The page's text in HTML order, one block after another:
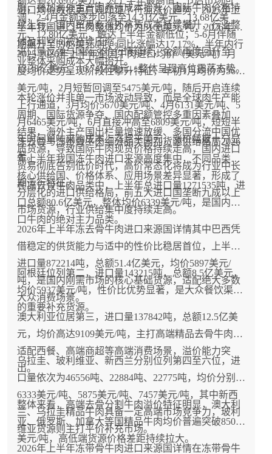
剧，叠加海外主产国养殖成本抬升，国际牛肉价格持
续上行，国内贸易商海外拿货成本持续攀升，行业整
体盈利空间被持续压缩。
调，2-4月金额逐步回落至14.31亿美元、13.68亿美
元、12.80亿美元，触达上半年金额低位；5-6月伴随
进口量反弹与国际涨价行情延续，金额再度回升至
13.38亿美元、16.74亿美元，整体呈现高位震荡态势。
进口均价数据更直观印证了行业涨价趋势，2025年上
半年我国进口牛肉整体均价为5108美元/吨，2026年同
期飙升至5985美元/吨，同比涨幅达17.17%，半年内行
业整体采购成本大幅抬升。
2025-2026年上半年全国牛肉进口均价（美元/吨）月
度均价走势呈现阶段性攀升特征，年初1月均价为5647
美元/吨，2月短暂回调至5475美元/吨，随后开启连续
上行通道，3月均价5670美元/吨、4月6131美元/吨、5
月6465美元/吨，6月直接冲高至6809美元/吨，短短半
年时间单吨采购成本上涨超千美元，涨价幅度十分显
著。
本轮涨价并非单一市场波动导致，而是全球肉牛产能
周期、国际货源争夺、国内配额管控多重因素叠加的
结果，海外主产国出栏量增速放缓、多国分流中国优
质货源，导致国际牛肉现货价格持续走高，国内进口
贸易彻底告别低价时代，高价常态化将成为行业中长
期运行特征。
冻去骨与冻带骨牛肉细分品类国别货源供给格局2026
年上半年我国冻牛肉进口来源高度集中，不同品类的
核心供给国、价格体系、应用场景差异显著，形成了
分层化的进口供给格局，前五大进口国垄断九成以上
市场货源，行业供给集中度持续走高。
在冻去骨牛肉品类中，上半年总进口量1271535吨，进
口总额80.6亿美元，整体均价6339美元/吨，是国内进
口牛肉的绝对主力品类。
2026年上半年冻去骨牛肉进口来源国详情其中巴西凭
借稳定的供货能力与适中的性价比稳居首位，上半年
进口量872214吨，总额51.4亿美元，均价5897美元/
吨，是国内刚需市场的核心基础货源，适配绝大多数
大众消费场景。
阿根廷位列第二，进口量143215吨，总额8.5亿美元，
均价5937美元/吨，性价比优势显著，是大众餐饮渠道
的重要补充货源。
澳大利亚位居第三，进口量137842吨，总额12.5亿美
元，均价高达9109美元/吨，主打高端精品去骨牛肉，
适配西餐、高端商超等高端消费场景，溢价能力突
出。
乌拉圭、玻利维亚、新西兰分别位列第四至六位，进
口量依次为46556吨、22884吨、22775吨，均价分别为
6333美元/吨、5875美元/吨、7457美元/吨，其中新西
兰、乌拉圭精品牛肉具备一定高端市场竞争力，玻利
维亚货源则主打平价补充市场。
整体来看，高端去骨分割牛肉溢价特征明显，澳大利
亚、俄罗斯、加拿大等国精品牛肉均价普遍突破8500
美元/吨，高低端货源价格差距持续拉大。
2026年上半年冻带骨牛肉进口来源国详情在冻带骨牛